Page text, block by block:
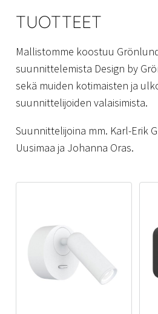
TUOTTEET
Mallistomme koostuu
suunnittelemista Design by
sekä muiden kotimaisten ja
suunnittelijoiden valaisimista.
Suunnittelijoina mm. Karl-Erik
Uusimaa ja Johanna Oras.